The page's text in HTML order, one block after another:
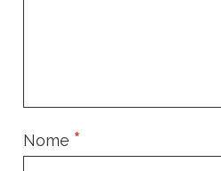
Nome *